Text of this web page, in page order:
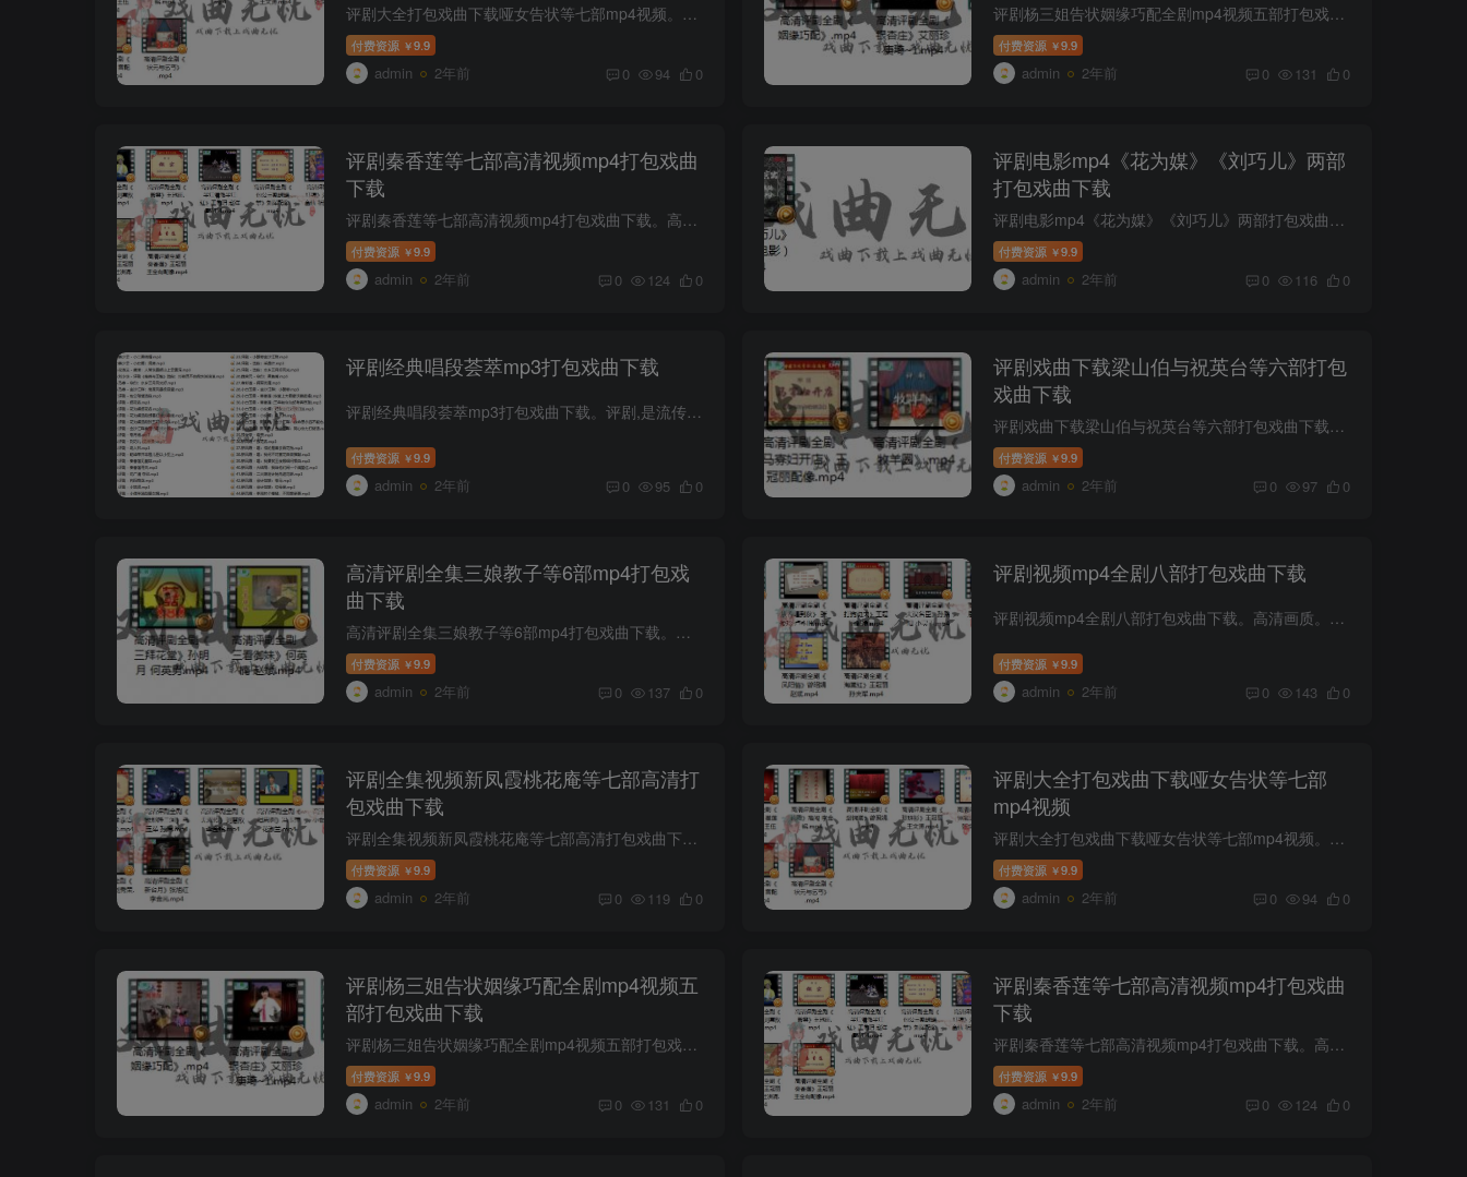
评剧大全打包戏曲下载哑女告状等七部mp4视频。高清画质。高清评剧全剧《哑女告状》崔莲润 秦兴芝 王伍福.mp4高清评剧全剧《朱痕记》（音配像）.mp4高清评剧全剧《状元与乞丐》.mp4高清评剧全剧...
付费资源 ￥9.9
admin 2年前 0 94 0
评剧杨三姐告状姻缘巧配全剧mp4视频五部打包戏曲下载。高清画质。高清评剧全剧《姻缘巧配》.mp4高清评剧全剧《张羽煮海》 郑岚 于海泉.mp4高清评剧全剧《杨三姐告状》王婧 罗慧琴 张琪 王丽京.m...
付费资源 ￥9.9
admin 2年前 0 131 0
评剧秦香莲等七部高清视频mp4打包戏曲
下载
评剧秦香莲等七部高清视频mp4打包戏曲下载。高清画质。高清评剧全剧《包公三勘蝴蝶梦》刘萍配像.mp4高清评剧全剧《半江清澈半江红》王向阳 赵洋 戴利利.mp4高清评剧全剧《拜月记》刘惠欣 李金铭...
付费资源 ￥9.9
admin 2年前 0 124 0
评剧电影mp4《花为媒》《刘巧儿》两部
打包戏曲下载
评剧电影mp4《花为媒》《刘巧儿》两部打包戏曲下载。评剧《刘巧儿》新凤霞（电影）.mp4评剧《花为媒》新凤霞 李忆兰（电影）.mp4
付费资源 ￥9.9
admin 2年前 0 116 0
评剧经典唱段荟萃mp3打包戏曲下载
评剧经典唱段荟萃mp3打包戏曲下载。评剧,是流传于中国北方的一个戏曲剧种,是广大人民所喜闻乐见的剧种之一,位列中国五大戏曲剧种。是中国戏曲中的代表性剧种之一，也是最具影响力和代表性的戏曲...
付费资源 ￥9.9
admin 2年前 0 95 0
评剧戏曲下载梁山伯与祝英台等六部打包
戏曲下载
评剧戏曲下载梁山伯与祝英台等六部打包戏曲下载。高清画质。高清评剧全剧《女秀才》（音配像）.mp4高清评剧全剧《林秀贞》严灵遵.mp4高清评剧全剧《梁山伯与祝英台》韩少云.mp4高清评剧全剧《牧...
付费资源 ￥9.9
admin 2年前 0 97 0
高清评剧全集三娘教子等6部mp4打包戏
曲下载
高清评剧全集三娘教子等6部mp4打包戏曲下载。高清画质。高清评剧全剧《三娘教子》.mp4高清评剧全剧《三拜花堂》孙明月 何英男.mp4高清评剧全剧《三看御妹》何英楠 赵斌.mp4高清评剧全剧《什刹海...
付费资源 ￥9.9
admin 2年前 0 137 0
评剧视频mp4全剧八部打包戏曲下载
评剧视频mp4全剧八部打包戏曲下载。高清画质。高清评剧全剧《从春唱到秋》 张俊玲 卢永旺.mp4高清评剧全剧《凤阳情》曾昭娟 赵斌.mp4高清评剧全剧《包公梦蝶》于海泉 郑岚.mp4高清评剧全剧《大...
付费资源 ￥9.9
admin 2年前 0 143 0
评剧全集视频新凤霞桃花庵等七部高清打
包戏曲下载
评剧全集视频新凤霞桃花庵等七部高清打包戏曲下载。高清画质。高清评剧全剧《小女婿》韩少云.mp4高清评剧全剧《我那呼兰河》马玉萍 孙浩.mp4高清评剧全剧《新凤霞》 刘秀荣.mp4高清评剧全剧《新...
付费资源 ￥9.9
admin 2年前 0 119 0
评剧大全打包戏曲下载哑女告状等七部
mp4视频
评剧大全打包戏曲下载哑女告状等七部mp4视频。高清画质。高清评剧全剧《哑女告状》崔莲润 秦兴芝 王伍福.mp4高清评剧全剧《朱痕记》（音配像）.mp4高清评剧全剧《状元与乞丐》.mp4高清评剧全剧...
付费资源 ￥9.9
admin 2年前 0 94 0
评剧杨三姐告状姻缘巧配全剧mp4视频五
部打包戏曲下载
评剧杨三姐告状姻缘巧配全剧mp4视频五部打包戏曲下载。高清画质。高清评剧全剧《姻缘巧配》.mp4高清评剧全剧《张羽煮海》 郑岚 于海泉.mp4高清评剧全剧《杨三姐告状》王婧 罗慧琴 张琪 王丽京.m...
付费资源 ￥9.9
admin 2年前 0 131 0
评剧秦香莲等七部高清视频mp4打包戏曲
下载
评剧秦香莲等七部高清视频mp4打包戏曲下载。高清画质。高清评剧全剧《包公三勘蝴蝶梦》刘萍配像.mp4高清评剧全剧《半江清澈半江红》王向阳 赵洋 戴利利.mp4高清评剧全剧《拜月记》刘惠欣 李金铭...
付费资源 ￥9.9
admin 2年前 0 124 0